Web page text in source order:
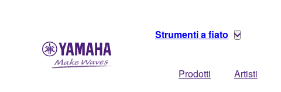
Strumenti a fiato
Prodotti Artisti